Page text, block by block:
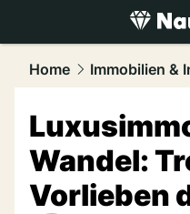
luxury.NAU.ch
Home Immobilien &
Wandel:
Vorlieben